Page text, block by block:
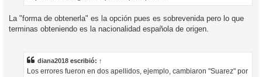
La "forma de obtenerla" es la opción pues es sobrevenida pero lo que
terminas obteniendo es la nacionalidad española de origen.
diana2018 escribió: ↑
Los errores fueron en dos apellidos, ejemplo, cambiaron "Suarez" por